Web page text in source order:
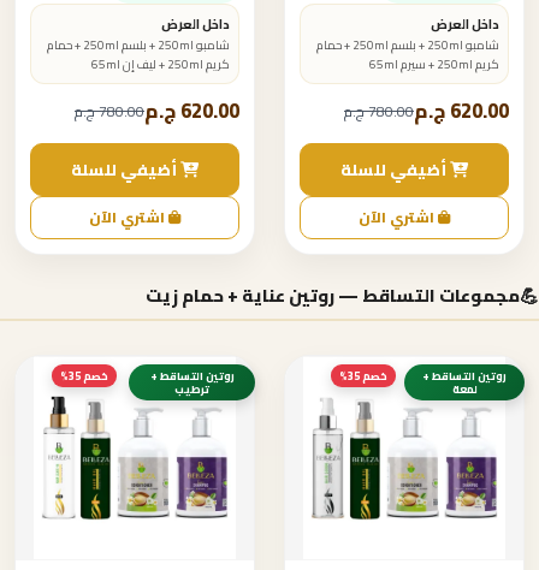
داخل العرض
شامبو 250ml + بلسم 250ml + حمام
كريم 250ml + سيرم 65ml
620.00 ج.م 780.00 ج.م
أضيفي للسلة
اشتري الآن
داخل العرض
شامبو 250ml + بلسم 250ml + حمام
كريم 250ml + ليف إن 65ml
620.00 ج.م 780.00 ج.م
أضيفي للسلة
اشتري الآن
💪مجموعات التساقط — روتين عناية + حمام زيت
روتين التساقط +
لمعة
خصم 35% روتين التساقط +
ترطيب
خصم 35%